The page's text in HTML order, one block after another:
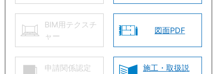
BIM用テクスチ
ャー
図面PDF
申請関係認定
施工・取扱説